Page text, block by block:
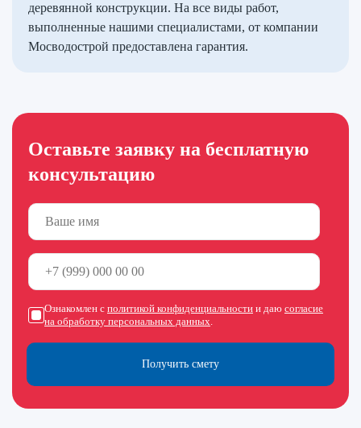
деревянной конструкции. На все виды работ,
выполненные нашими специалистами, от компании
Мосводострой предоставлена гарантия.
Оставьте заявку на бесплатную
консультацию
Получить смету
Ознакомлен с политикой конфиденциальности и даю согласие
на обработку персональных данных.